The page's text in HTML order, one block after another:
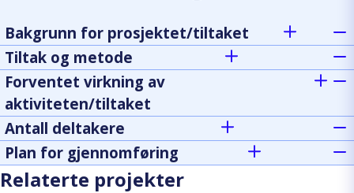
Bakgrunn for prosjektet/tiltaket
Tiltak og metode
Forventet virkning av
aktiviteten/tiltaket
Antall deltakere
Plan for gjennomføring
Relaterte projekter